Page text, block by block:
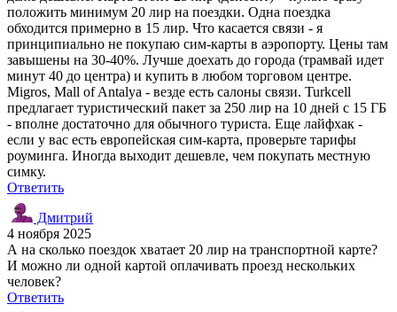
положить минимум 20 лир на поездки. Одна поездка
обходится примерно в 15 лир. Что касается связи - я
принципиально не покупаю сим-карты в аэропорту. Цены там
завышены на 30-40%. Лучше доехать до города (трамвай идет
минут 40 до центра) и купить в любом торговом центре.
Migros, Mall of Antalya - везде есть салоны связи. Turkcell
предлагает туристический пакет за 250 лир на 10 дней с 15 ГБ
- вполне достаточно для обычного туриста. Еще лайфхак -
если у вас есть европейская сим-карта, проверьте тарифы
роуминга. Иногда выходит дешевле, чем покупать местную
симку.
Ответить
Дмитрий
4 ноября 2025
А на сколько поездок хватает 20 лир на транспортной карте?
И можно ли одной картой оплачивать проезд нескольких
человек?
Ответить